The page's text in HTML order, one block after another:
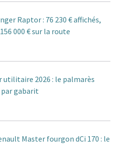
Raptor : 76 230 € affichés,
000 € sur la route
utilitaire 2026 : le palmarès
gabarit
Master fourgon dCi 170 : le